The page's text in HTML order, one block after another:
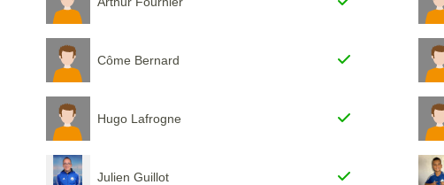
Côme Bernard
Hugo Lafrogne
Julien Guillot